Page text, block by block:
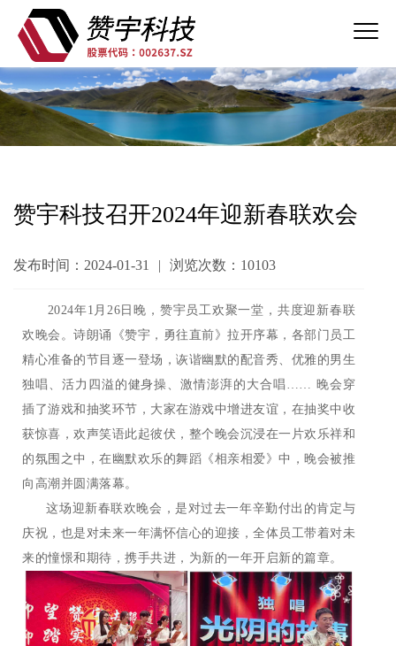
赞宇科技召开2024年迎新春联欢会
发布时间：2024-01-31 | 浏览次数：10103
2024年1月26日晚，赞宇员工欢聚一堂，共度迎新春联
欢晚会。诗朗诵《赞宇，勇往直前》拉开序幕，各部门员工
精心准备的节目逐一登场，诙谐幽默的配音秀、优雅的男生
独唱、活力四溢的健身操、激情澎湃的大合唱…… 晚会穿
插了游戏和抽奖环节，大家在游戏中增进友谊，在抽奖中收
获惊喜，欢声笑语此起彼伏，整个晚会沉浸在一片欢乐祥和
的氛围之中，在幽默欢乐的舞蹈《相亲相爱》中，晚会被推
向高潮并圆满落幕。
这场迎新春联欢晚会，是对过去一年辛勤付出的肯定与
庆祝，也是对未来一年满怀信心的迎接，全体员工带着对未
来的憧憬和期待，携手共进，为新的一年开启新的篇章。